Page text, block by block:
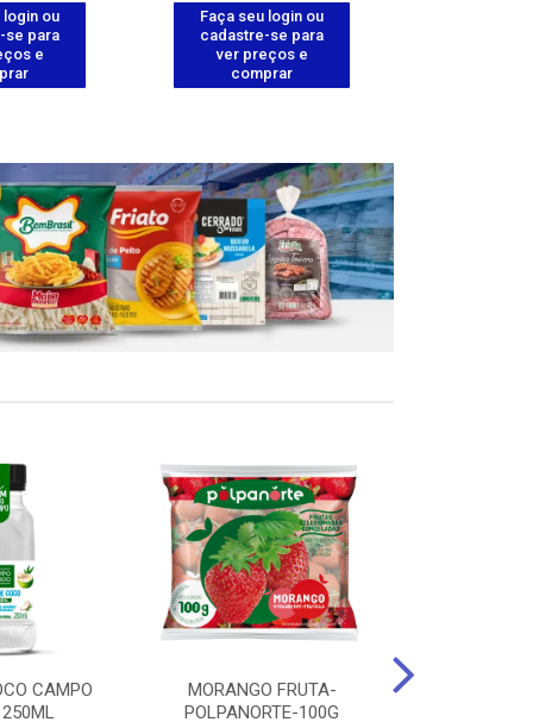
login ou
se para
e
Faça seu login ou
cadastre-se para
ver preços e
comprar
CAMPO
MORANGO FRUTA-
POLPANORTE-100G